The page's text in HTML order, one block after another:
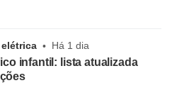
Há 1 dia
infantil: lista atualizada